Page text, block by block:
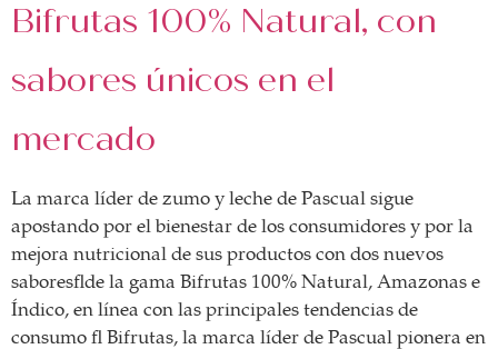
cualquiera
ASOCIADOS
FORMACIONES
el café siempre tiene
algo nuevo que
Bifrutas 100% Natural, con
sabores únicos en el
mercado
La marca líder de zumo y leche de Pascual sigue
apostando por el bienestar de los consumidores y por la
mejora nutricional de sus productos con dos nuevos
sabores de la gama Bifrutas 100% Natural, Amazonas e
Índico, en línea con las principales tendencias de
consumo Bifrutas, la marca líder de Pascual pionera en